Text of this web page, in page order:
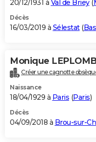
20/12/1931 à Val de Briey(
Décès
16/03/2019 à Sélestat(
Monique
Créer une cagnotte
Naissance
18/04/1929 à Paris (Paris)
Décès
04/09/2018 à Brou-sur-